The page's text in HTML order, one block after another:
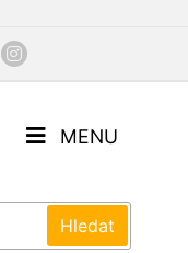
MENU